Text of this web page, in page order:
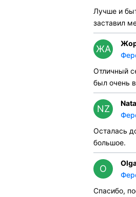
Лучше и
заставил
ЖА
Отличный
был очень
NZ
Осталась
большое.
O
Спасибо,